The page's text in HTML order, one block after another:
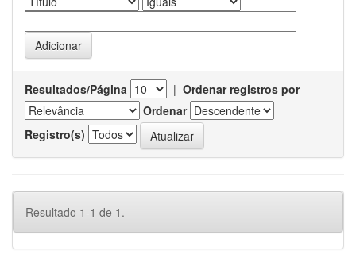
Resultados/Página | Ordenar registros por
Ordenar
Registro(s)
Resultado 1-1 de 1.